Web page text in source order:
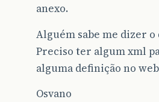
anexo.
Alguém sabe me dizer o
Preciso ter algum xml
alguma definição no
Osvano